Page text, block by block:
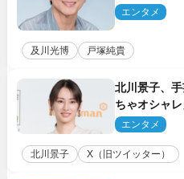
エンタメ
及川光博 戸塚純貴
北川景子、
ちゃオシャ
エンタメ
北川景子 X（旧ツイッター）